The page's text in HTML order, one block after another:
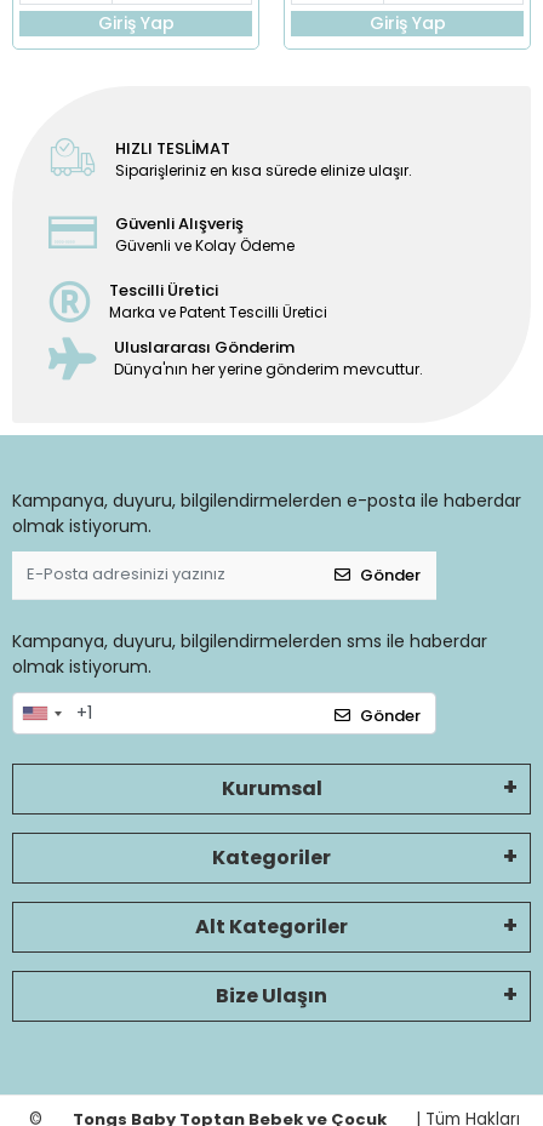
Giriş Yap Giriş Yap
HIZLI TESLİMAT
Siparişleriniz en kısa sürede elinize ulaşır.
Güvenli Alışveriş
Güvenli ve Kolay Ödeme
Tescilli Üretici
Marka ve Patent Tescilli Üretici
Uluslararası Gönderim
Dünya'nın her yerine gönderim mevcuttur.
Kampanya, duyuru, bilgilendirmelerden e-posta ile haberdar
olmak istiyorum.
Gönder
Kampanya, duyuru, bilgilendirmelerden sms ile haberdar
olmak istiyorum.
Gönder
Kurumsal
Kategoriler
Alt Kategoriler
Bize Ulaşın
© Tongs Baby Toptan Bebek ve Çocuk | Tüm Hakları